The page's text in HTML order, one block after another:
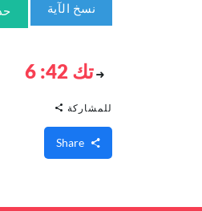
نسخ الآية
تك 42: 6
للمشاركة